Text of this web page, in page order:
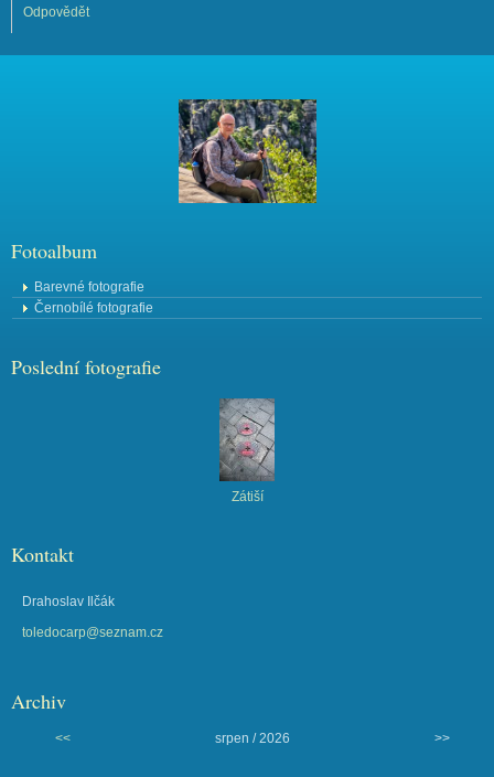
Odpovědět
Fotoalbum
Barevné fotografie
Černobílé fotografie
Poslední fotografie
Zátiší
Kontakt
Drahoslav Ilčák
toledocarp@seznam.cz
Archiv
<< srpen / 2026 >>